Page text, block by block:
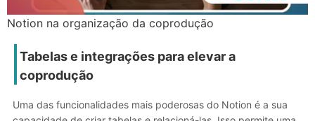
Notion na organização da coprodução
Tabelas e integrações para elevar a
coprodução
Uma das funcionalidades mais poderosas do Notion é a sua